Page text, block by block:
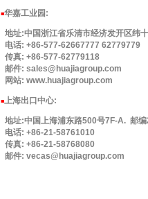
■华嘉工业园 :
地址:中国浙江省乐清市经济发开区纬
电话: +86-577-62667777 62779779
传真: +86-577-62779118
邮件: sales@huajiagroup.com
网站: www.huajiagroup.com
■上海出口中心:
地址:中国上海浦东路500号7F-A. 邮
电话: +86-21-58761010
传真: +86-21-58768080
邮件: vecas@huajiagroup.com